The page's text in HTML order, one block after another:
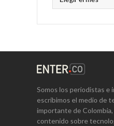
Somos los periodistas e
escribimos el medio de
importante de
contenido sobre